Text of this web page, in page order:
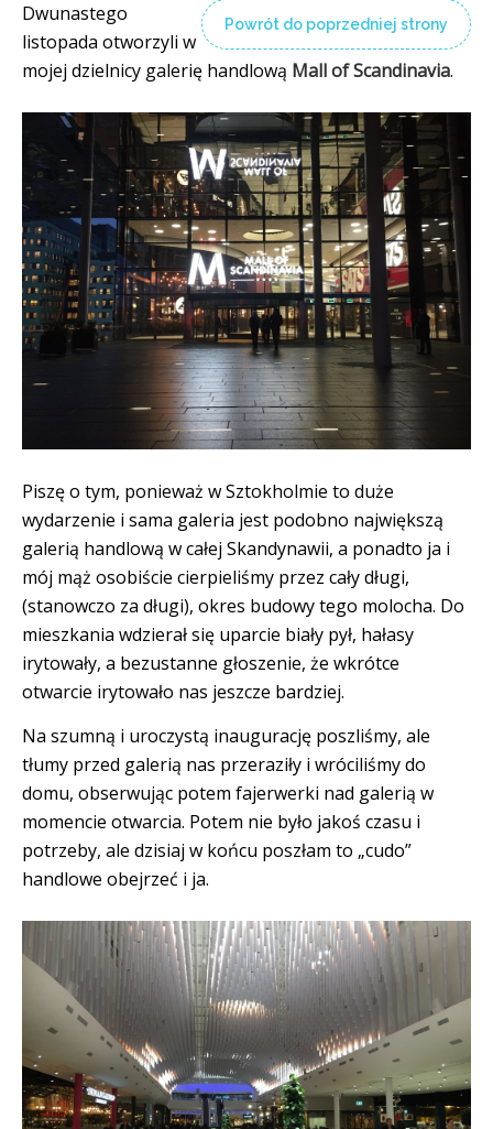
Powrót do poprzedniej strony
Dwunastego
listopada otworzyli w
mojej dzielnicy galerię handlową Mall of Scandinavia.
Piszę o tym, ponieważ w Sztokholmie to duże
wydarzenie i sama galeria jest podobno największą
galerią handlową w całej Skandynawii, a ponadto ja i
mój mąż osobiście cierpieliśmy przez cały długi,
(stanowczo za długi), okres budowy tego molocha. Do
mieszkania wdzierał się uparcie biały pył, hałasy
irytowały, a bezustanne głoszenie, że wkrótce
otwarcie irytowało nas jeszcze bardziej.
Na szumną i uroczystą inaugurację poszliśmy, ale
tłumy przed galerią nas przeraziły i wróciliśmy do
domu, obserwując potem fajerwerki nad galerią w
momencie otwarcia. Potem nie było jakoś czasu i
potrzeby, ale dzisiaj w końcu poszłam to „cudo”
handlowe obejrzeć i ja.